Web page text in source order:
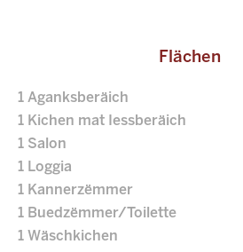
Flächen
1 Aganksberäich
1 Kichen mat Iessberäich
1 Salon
1 Loggia
1 Kannerzëmmer
1 Buedzëmmer/Toilette
1 Wäschkichen